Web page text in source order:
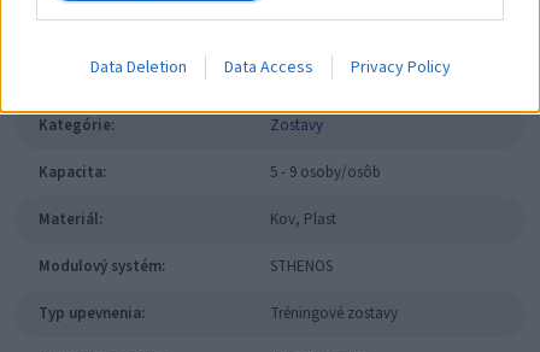
Data Deletion Data Access Privacy Policy
Výrobca: Comes
Kategórie: Zostavy
Kapacita: 5 - 9 osoby/osôb
Materiál: Kov, Plast
Modulový systém: STHENOS
Typ upevnenia: Tréningové zostavy